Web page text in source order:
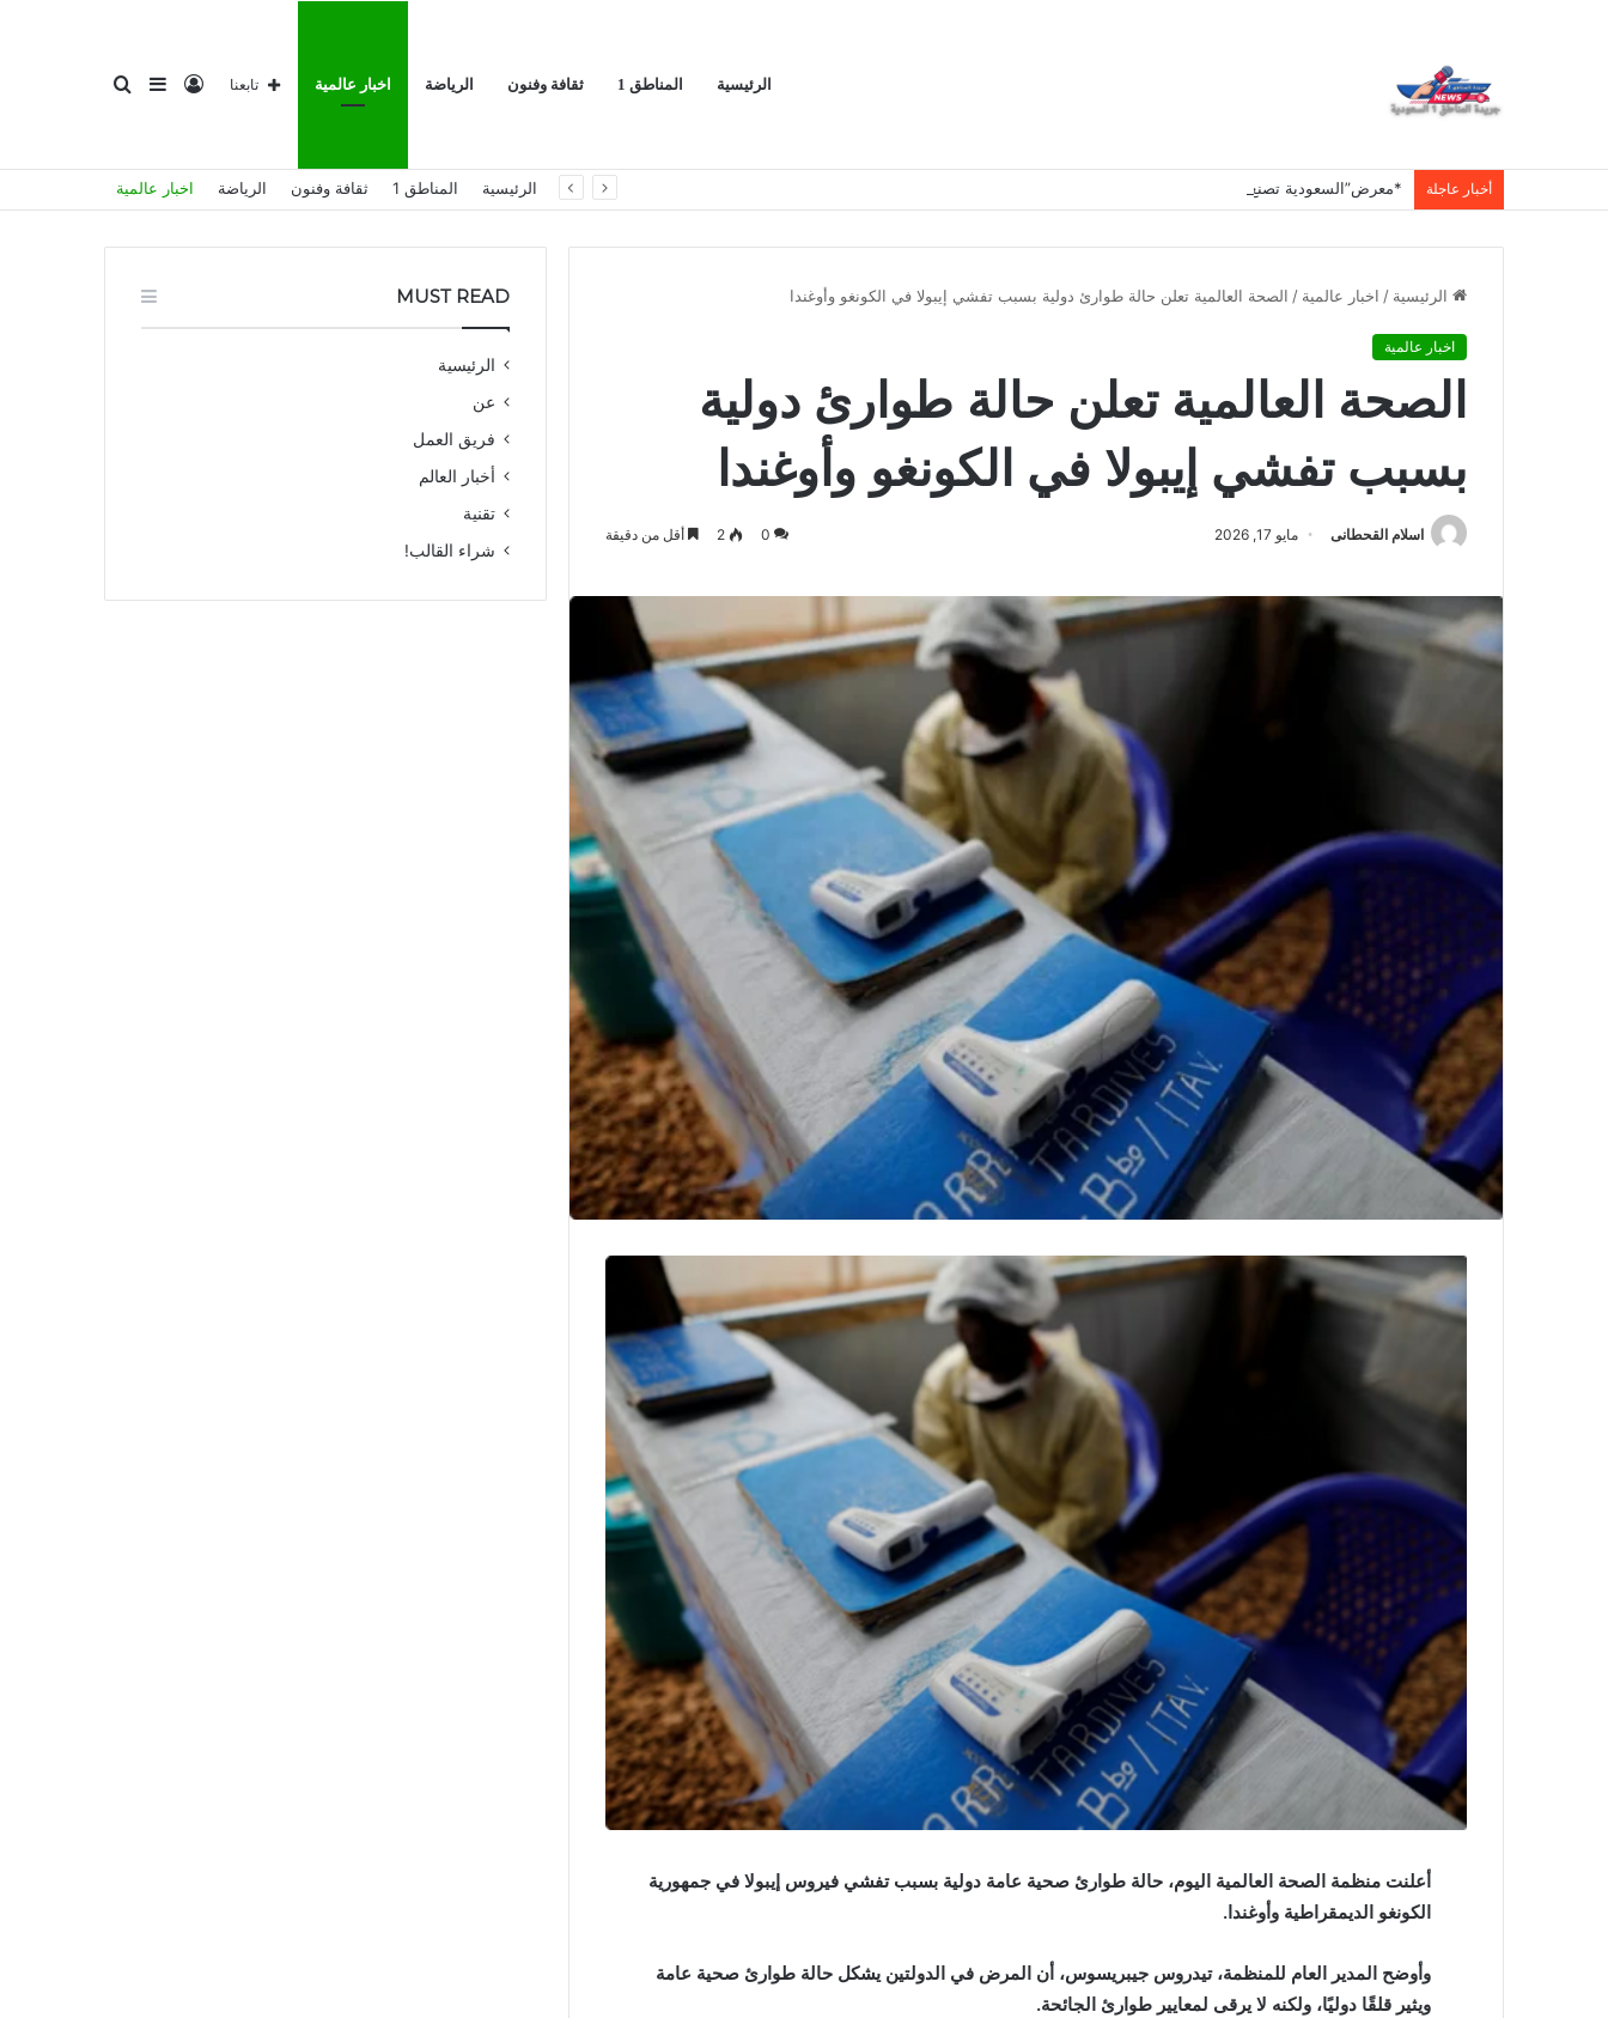
الرئيسية المناطق 1 ثقافة وفنون الرياضة اخبار عالمية
عن
إضافة
عمود
تسجيل
الدخول
تابعنا
أخبار عاجلة الرئيسية المناطق 1 ثقافة وفنون الرياضة اخبار عالمية
الرئيسية / اخبار عالمية / الصحة العالمية تعلن حالة طوارئ دولية بسبب تفشي إيبولا في الكونغو وأوغندا
اخبار عالمية
الصحة العالمية تعلن حالة طوارئ دولية
بسبب تفشي إيبولا في الكونغو وأوغندا
اسلام القحطانى مايو 17, 2026 0
2 أقل من دقيقة
أعلنت منظمة الصحة العالمية اليوم، حالة طوارئ صحية عامة دولية بسبب تفشي فيروس إيبولا في جمهورية
الكونغو الديمقراطية وأوغندا.
وأوضح المدير العام للمنظمة، تيدروس جيبريسوس، أن المرض في الدولتين يشكل حالة طوارئ صحية عامة
ويثير قلقًا دوليًا، ولكنه لا يرقى لمعايير طوارئ الجائحة.
MUST READ
الرئيسية
عن
فريق العمل
أخبار العالم
تقنية
شراء القالب!